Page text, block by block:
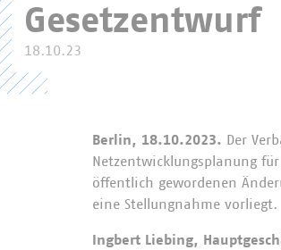
Gesetzentwurf
18.10.23
Berlin, 18.10.2023. Der
Netzentwicklungsplanung
öffentlich gewordenen
eine Stellungnahme vorliegt.
Ingbert Liebing,